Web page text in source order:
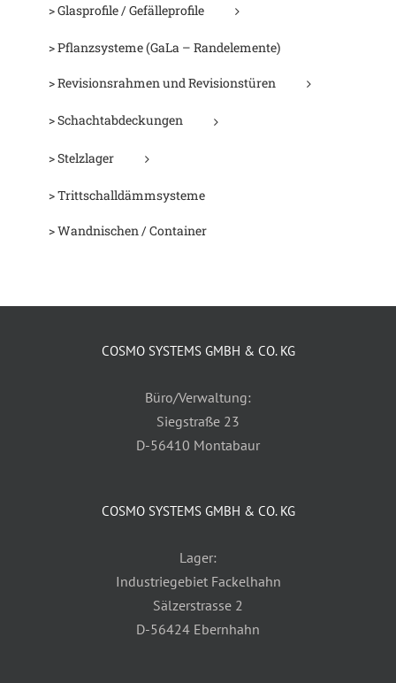
> Glasprofile / Gefälleprofile
> Pflanzsysteme (GaLa – Randelemente)
> Revisionsrahmen und Revisionstüren
> Schachtabdeckungen
> Stelzlager
> Trittschalldämmsysteme
> Wandnischen / Container
COSMO SYSTEMS GMBH & CO. KG
Büro/Verwaltung:
Siegstraße 23
D-56410 Montabaur
COSMO SYSTEMS GMBH & CO. KG
Lager:
Industriegebiet Fackelhahn
Sälzerstrasse 2
D-56424 Ebernhahn